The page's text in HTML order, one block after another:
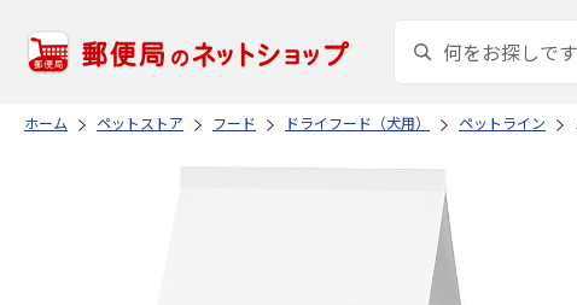
ホーム ペットストア フード ドライフード（犬用） ペットライン